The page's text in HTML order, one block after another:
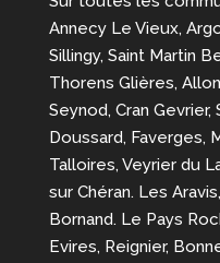
Annecy Le Vieux,
Sillingy, Saint Martin
Thorens Glières,
Seynod, Cran Gevrier,
Doussard, Faverges,
Talloires, Veyrier du
sur Chéran. Les
Bornand. Le Pays
Evires, Reignier,